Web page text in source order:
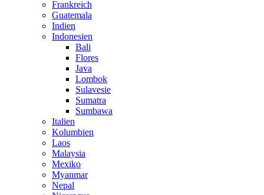
Frankreich
Guatemala
Indien
Indonesien
Bali
Flores
Java
Lombok
Sulavesie
Sumatra
Sumbawa
Italien
Kolumbien
Laos
Malaysia
Mexiko
Myanmar
Nepal